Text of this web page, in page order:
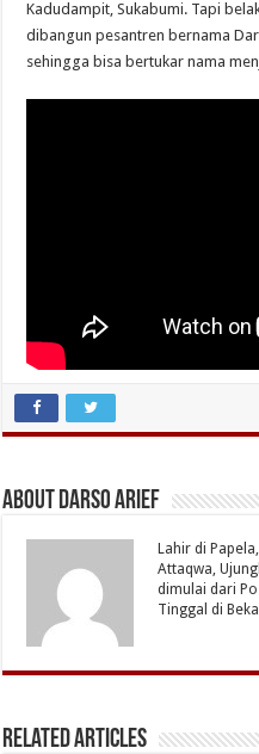
Kadudampit, Sukabumi. Tapi
dibangun pesantren bernama
sehingga bisa bertukar nama
About Darso Arief
Lahir di
Attaqwa,
dimulai dari
Tinggal di
Related Articles